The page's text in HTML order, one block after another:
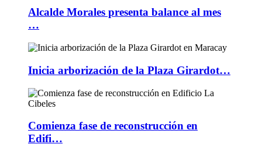
Alcalde Morales presenta balance al mes
…
Inicia arborización de la Plaza Girardot…
Comienza fase de reconstrucción en
Edifi…